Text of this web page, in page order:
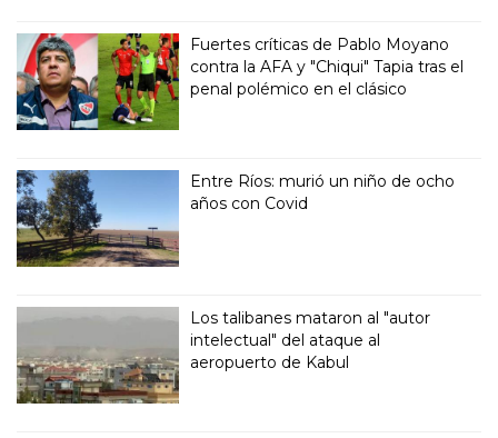
Fuertes críticas de Pablo Moyano
contra la AFA y "Chiqui" Tapia tras el
penal polémico en el clásico
Entre Ríos: murió un niño de ocho
años con Covid
Los talibanes mataron al "autor
intelectual" del ataque al
aeropuerto de Kabul